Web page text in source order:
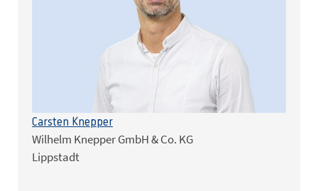
Carsten Knepper
Wilhelm Knepper GmbH & Co. KG
Lippstadt